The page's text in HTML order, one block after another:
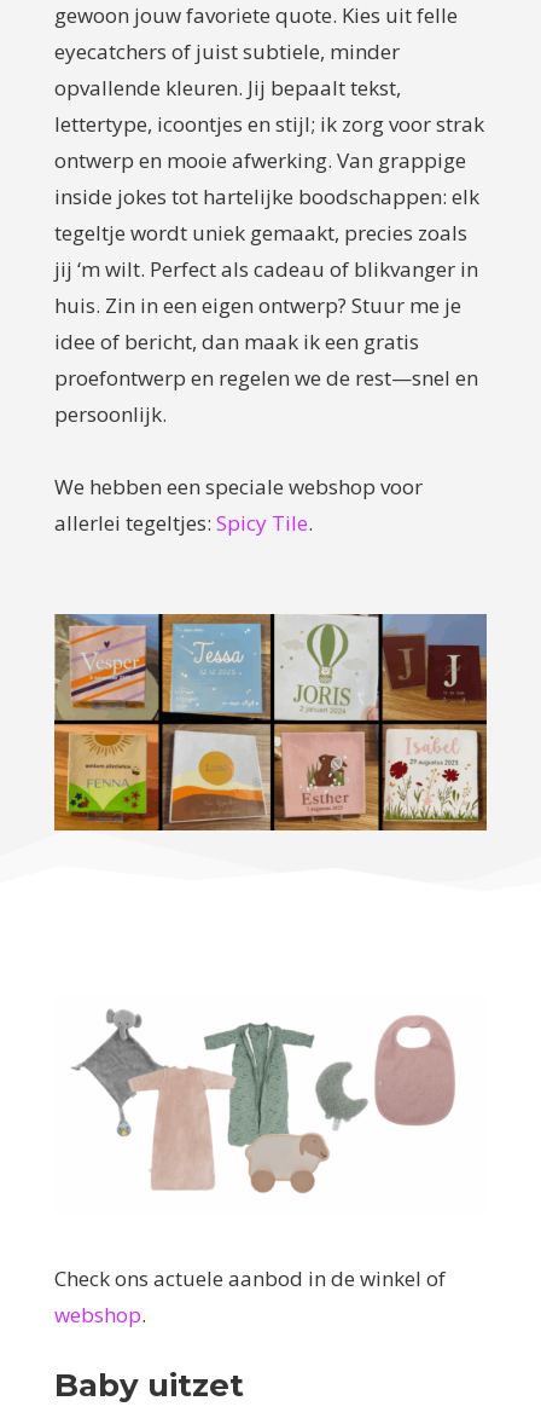
gewoon jouw favoriete quote. Kies uit felle
eyecatchers of juist subtiele, minder
opvallende kleuren. Jij bepaalt tekst,
lettertype, icoontjes en stijl; ik zorg voor strak
ontwerp en mooie afwerking. Van grappige
inside jokes tot hartelijke boodschappen: elk
tegeltje wordt uniek gemaakt, precies zoals
jij ‘m wilt. Perfect als cadeau of blikvanger in
huis. Zin in een eigen ontwerp? Stuur me je
idee of bericht, dan maak ik een gratis
proefontwerp en regelen we de rest—snel en
persoonlijk.
We hebben een speciale webshop voor
allerlei tegeltjes: Spicy Tile.
Check ons actuele aanbod in de winkel of
webshop.
Baby uitzet